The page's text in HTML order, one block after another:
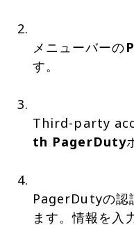
メニューバーの
す。
Third-party
th PagerDuty
PagerDutyの認
ます。情報を入